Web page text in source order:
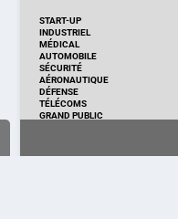
START-UP
INDUSTRIEL
MÉDICAL
AUTOMOBILE
SÉCURITÉ
AÉRONAUTIQUE
DÉFENSE
TÉLÉCOMS
GRAND PUBLIC